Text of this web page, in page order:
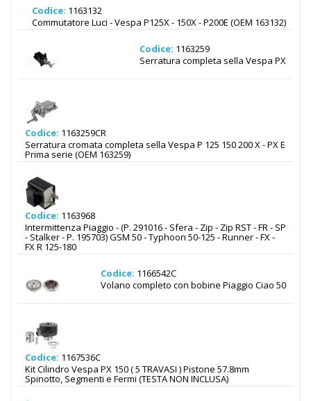
Codice: 1163132
Commutatore Luci - Vespa P125X - 150X - P200E (OEM 163132)
Codice: 1163259
Serratura completa sella Vespa PX
Codice: 1163259CR
Serratura cromata completa sella Vespa P 125 150 200 X - PX E
Prima serie (OEM 163259)
Codice: 1163968
Intermittenza Piaggio - (P. 291016 - Sfera - Zip - Zip RST - FR - SP
- Stalker - P. 195703) GSM 50 - Typhoon 50-125 - Runner - FX -
FX R 125-180
Codice: 1166542C
Volano completo con bobine Piaggio Ciao 50
Codice: 1167536C
Kit Cilindro Vespa PX 150 ( 5 TRAVASI ) Pistone 57.8mm
Spinotto, Segmenti e Fermi (TESTA NON INCLUSA)